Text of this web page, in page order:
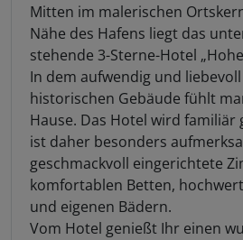
Mitten im malerischen
Nähe des Hafens liegt das
stehende 3-Sterne-Hotel
In dem aufwendig und
historischen Gebäude fühlt
Hause. Das Hotel wird familiär
ist daher besonders
geschmackvoll eingerichtete
komfortablen Betten,
und eigenen Bädern.
Vom Hotel genießt Ihr einen